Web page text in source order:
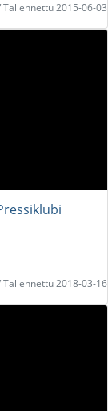
Tallennettu 2015-06-03
Tallennettu 2018-03-16